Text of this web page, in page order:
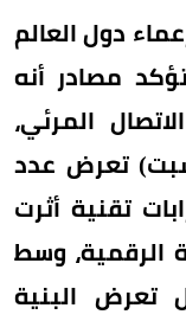
دول العالم
مصادر أنه
المرئي،
تعرض عدد
تقنية أثرت
الرقمية، وسط
تعرض البنية